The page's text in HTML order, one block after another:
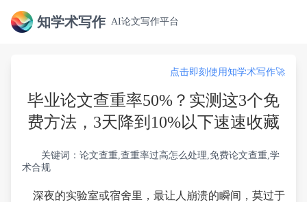
知学术写作 AI论文写作平台
点击即刻使用知学术写作🚀
毕业论文查重率50%？实测这3个免
费方法，3天降到10%以下速速收藏
关键词：论文查重,查重率过高怎么处理,免费论文查重,学
术合规
深夜的实验室或宿舍里，最让人崩溃的瞬间，莫过于